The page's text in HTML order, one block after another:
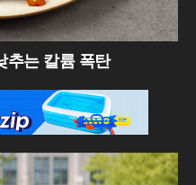
추는 칼륨 폭탄